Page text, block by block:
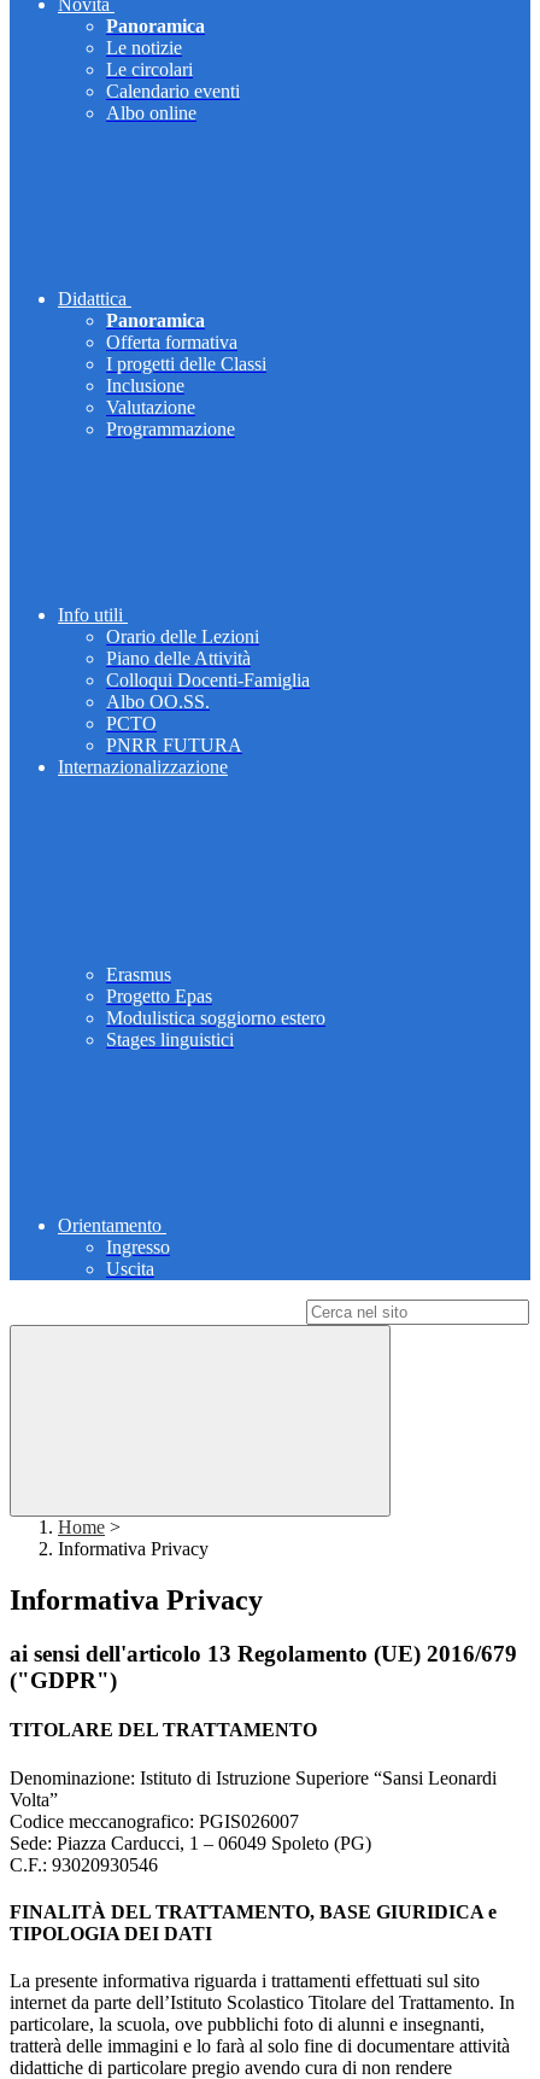
Novità
Panoramica
Le notizie
Le circolari
Calendario eventi
Albo online
Didattica
Panoramica
Offerta formativa
I progetti delle Classi
Inclusione
Valutazione
Programmazione
Info utili
Orario delle Lezioni
Piano delle Attività
Colloqui Docenti-Famiglia
Albo OO.SS.
PCTO
PNRR FUTURA
Internazionalizzazione
Erasmus
Progetto Epas
Modulistica soggiorno estero
Stages linguistici
Orientamento
Ingresso
Uscita
Home >
Informativa Privacy
Informativa Privacy
ai sensi dell'articolo 13 Regolamento (UE) 2016/679
("GDPR")
TITOLARE DEL TRATTAMENTO
Denominazione: Istituto di Istruzione Superiore “Sansi Leonardi
Volta”
Codice meccanografico: PGIS026007
Sede: Piazza Carducci, 1 – 06049 Spoleto (PG)
C.F.: 93020930546
FINALITÀ DEL TRATTAMENTO, BASE GIURIDICA e
TIPOLOGIA DEI DATI
La presente informativa riguarda i trattamenti effettuati sul sito
internet da parte dell’Istituto Scolastico Titolare del Trattamento. In
particolare, la scuola, ove pubblichi foto di alunni e insegnanti,
tratterà delle immagini e lo farà al solo fine di documentare attività
didattiche di particolare pregio avendo cura di non rendere